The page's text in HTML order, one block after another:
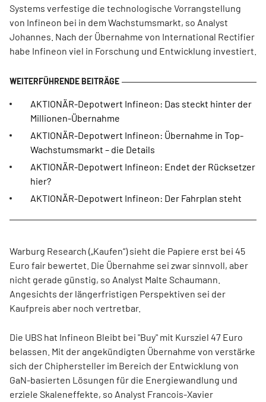
Systems verfestige die technologische Vorrangstellung
von Infineon bei in dem Wachstumsmarkt, so Analyst
Johannes. Nach der Übernahme von International Rectifier
habe Infineon viel in Forschung und Entwicklung investiert.
AKTIONÄR-Depotwert Infineon: Das steckt hinter der
Millionen-Übernahme
AKTIONÄR-Depotwert Infineon: Übernahme in Top-
Wachstumsmarkt – die Details
AKTIONÄR-Depotwert Infineon: Endet der Rücksetzer
hier?
AKTIONÄR-Depotwert Infineon: Der Fahrplan steht
Warburg Research („Kaufen“) sieht die Papiere erst bei 45
Euro fair bewertet. Die Übernahme sei zwar sinnvoll, aber
nicht gerade günstig, so Analyst Malte Schaumann.
Angesichts der längerfristigen Perspektiven sei der
Kaufpreis aber noch vertretbar.
Die UBS hat Infineon Bleibt bei "Buy" mit Kursziel 47 Euro
belassen. Mit der angekündigten Übernahme von verstärke
sich der Chiphersteller im Bereich der Entwicklung von
GaN-basierten Lösungen für die Energiewandlung und
erziele Skaleneffekte, so Analyst Francois-Xavier